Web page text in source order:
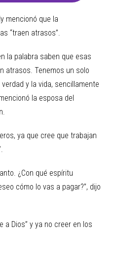
mencionó que la
“traen atrasos”.
la palabra saben que esas
atrasos. Tenemos un solo
y la vida, sencillamente
la esposa del
ya que cree que trabajan
¿Con qué espíritu
cómo lo vas a pagar?”, dijo
a Dios” y ya no creer en los